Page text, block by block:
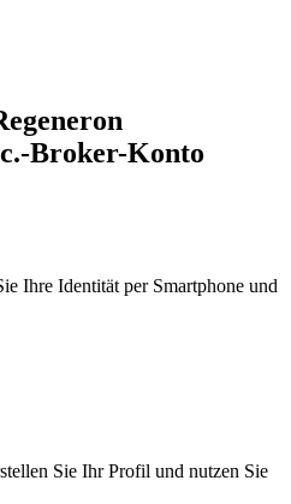
Broker-Konto
Ihre Identität per Smartphone und
Sie Ihr Profil und nutzen Sie